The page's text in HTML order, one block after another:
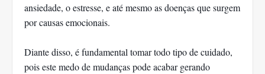
ansiedade, o estresse, e até mesmo as doenças que surgem
por causas emocionais.
Diante disso, é fundamental tomar todo tipo de cuidado,
pois este medo de mudanças pode acabar gerando